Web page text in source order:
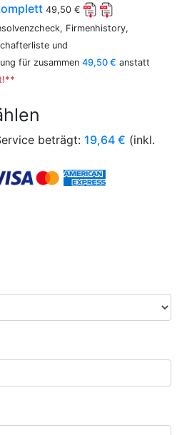
49,50 €
Firmenhistory,
und
für zusammen 49,50 € anstatt
beträgt: 19,64 € (inkl.